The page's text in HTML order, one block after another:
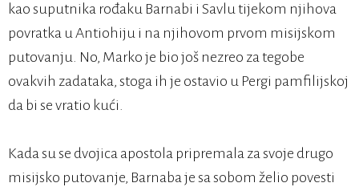
kao suputnika rođaku Barnabi i Savlu tijekom njihova
povratka u Antiohiju i na njihovom prvom misijskom
putovanju. No, Marko je bio još nezreo za tegobe
ovakvih zadataka, stoga ih je ostavio u Pergi pamfilijskoj
da bi se vratio kući.
Kada su se dvojica apostola pripremala za svoje drugo
misijsko putovanje, Barnaba je sa sobom želio povesti